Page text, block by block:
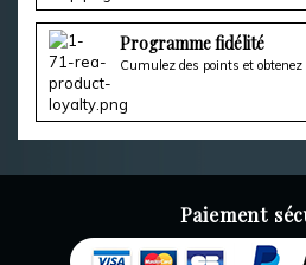
Programme fidélité
Cumulez des points et obtenez
Paiement